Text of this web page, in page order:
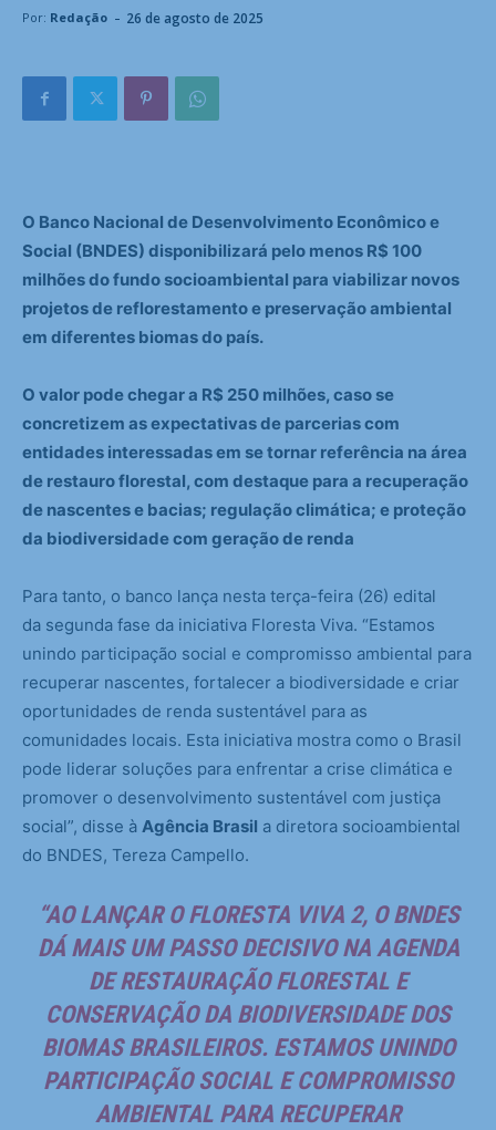
Por: Redação - 26 de agosto de 2025
O Banco Nacional de Desenvolvimento Econômico e
Social (BNDES) disponibilizará pelo menos R$ 100
milhões do fundo socioambiental para viabilizar novos
projetos de reflorestamento e preservação ambiental
em diferentes biomas do país.
O valor pode chegar a R$ 250 milhões, caso se
concretizem as expectativas de parcerias com
entidades interessadas em se tornar referência na área
de restauro florestal, com destaque para a recuperação
de nascentes e bacias; regulação climática; e proteção
da biodiversidade com geração de renda
Para tanto, o banco lança nesta terça-feira (26) edital
da segunda fase da iniciativa Floresta Viva. “Estamos
unindo participação social e compromisso ambiental para
recuperar nascentes, fortalecer a biodiversidade e criar
oportunidades de renda sustentável para as
comunidades locais. Esta iniciativa mostra como o Brasil
pode liderar soluções para enfrentar a crise climática e
promover o desenvolvimento sustentável com justiça
social”, disse à Agência Brasil a diretora socioambiental
do BNDES, Tereza Campello.
“AO LANÇAR O FLORESTA VIVA 2, O BNDES
DÁ MAIS UM PASSO DECISIVO NA AGENDA
DE RESTAURAÇÃO FLORESTAL E
CONSERVAÇÃO DA BIODIVERSIDADE DOS
BIOMAS BRASILEIROS. ESTAMOS UNINDO
PARTICIPAÇÃO SOCIAL E COMPROMISSO
AMBIENTAL PARA RECUPERAR